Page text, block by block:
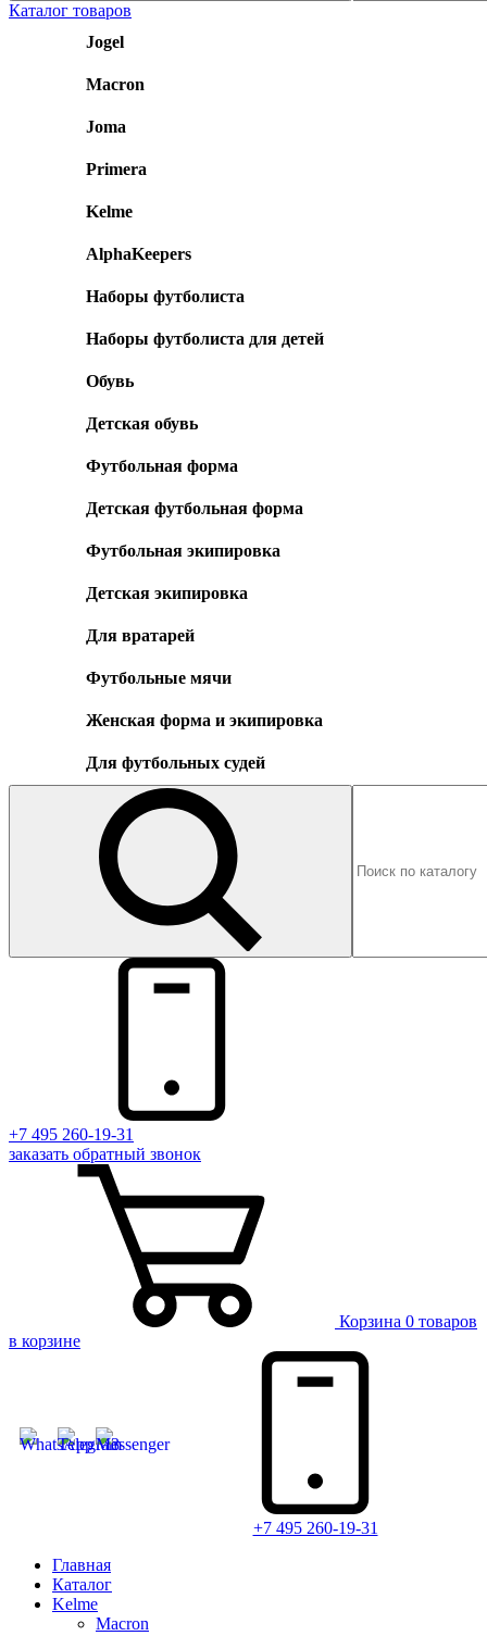
Каталог товаров
Jogel
Macron
Joma
Primera
Kelme
AlphaKeepers
Наборы футболиста
Наборы футболиста для детей
Обувь
Детская обувь
Футбольная форма
Детская футбольная форма
Футбольная экипировка
Детская экипировка
Для вратарей
Футбольные мячи
Женская форма и экипировка
Для футбольных судей
+7 495 260-19-31
заказать обратный звонок
Корзина 0 товаров
в корзине
+7 495 260-19-31
Главная
Каталог
Kelme
Macron